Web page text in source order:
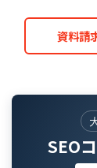
資料請
SEO